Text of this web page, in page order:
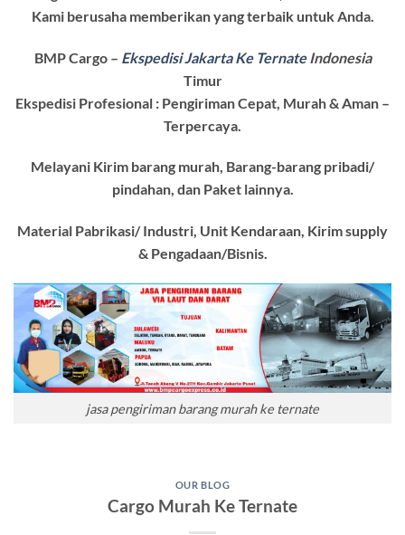
Kami berusaha memberikan yang terbaik untuk Anda.
BMP Cargo – Ekspedisi Jakarta Ke TernateIndonesia
Timur
Ekspedisi Profesional : Pengiriman Cepat, Murah & Aman –
Terpercaya.
Melayani Kirim barang murah, Barang-barang pribadi/
pindahan, dan Paket lainnya.
Material Pabrikasi/ Industri, Unit Kendaraan, Kirim supply
& Pengadaan/Bisnis.
jasa pengiriman barang murah ke ternate
OUR BLOG
Cargo Murah Ke Ternate